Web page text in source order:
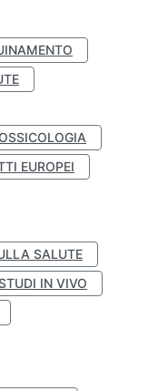
EUROPEI
SALUTE
IN VIVO